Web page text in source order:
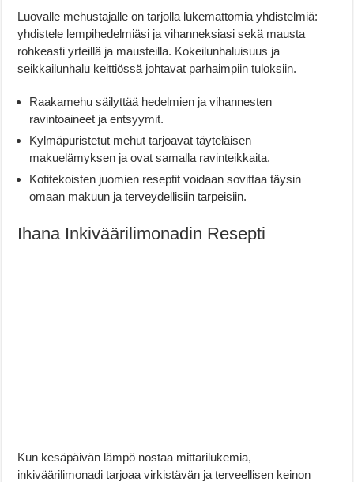
Luovalle mehustajalle on tarjolla lukemattomia yhdistelmiä:
yhdistele lempihedelmiäsi ja vihanneksiasi sekä mausta
rohkeasti yrteillä ja mausteilla. Kokeilunhaluisuus ja
seikkailunhalu keittiössä johtavat parhaimpiin tuloksiin.
Raakamehu säilyttää hedelmien ja vihannesten
ravintoaineet ja entsyymit.
Kylmäpuristetut mehut tarjoavat täyteläisen
makuelämyksen ja ovat samalla ravinteikkaita.
Kotitekoisten juomien reseptit voidaan sovittaa täysin
omaan makuun ja terveydellisiin tarpeisiin.
Ihana Inkiväärilimonadin Resepti
Kun kesäpäivän lämpö nostaa mittarilukemia,
inkiväärilimonadi tarjoaa virkistävän ja terveellisen keinon